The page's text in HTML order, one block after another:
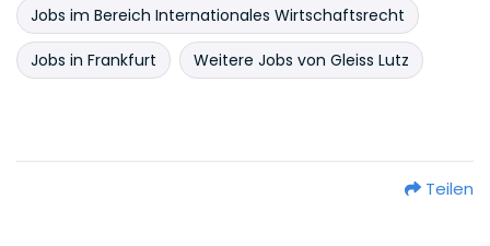
Jobs im Bereich Internationales Wirtschaftsrecht
Jobs in Frankfurt Weitere Jobs von Gleiss Lutz
Teilen